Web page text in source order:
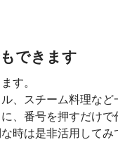
できます
す。
、スチーム料理など
、番号を押すだけ
時は是非活用してみ